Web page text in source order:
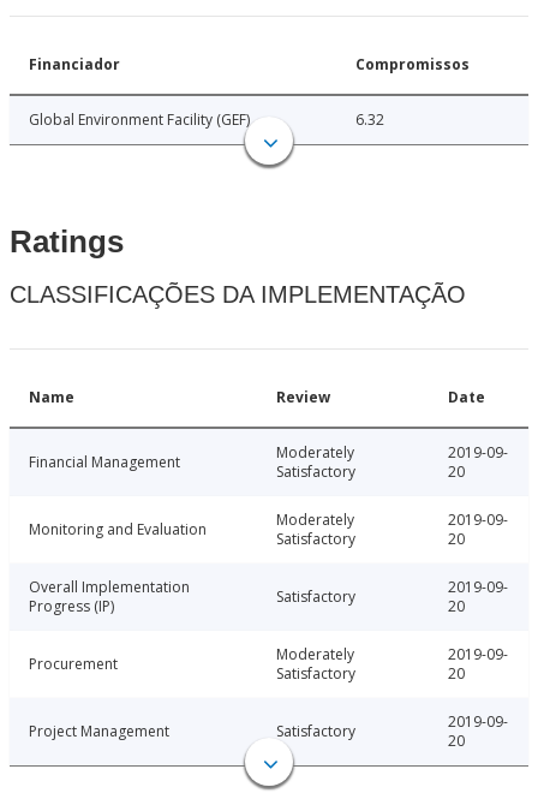
Financiador Compromissos
Global Environment Facility (GEF) 6.32
Ratings
CLASSIFICAÇÕES DA IMPLEMENTAÇÃO
Name Review Date
Financial Management
Moderately
Satisfactory
2019-09-
20
Monitoring and Evaluation
Moderately
Satisfactory
2019-09-
20
Overall Implementation
Progress (IP)
Satisfactory
2019-09-
20
Procurement
Moderately
Satisfactory
2019-09-
20
Project Management Satisfactory
2019-09-
20